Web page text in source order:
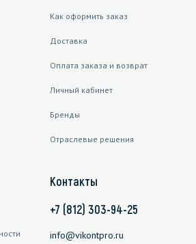
Как оформить заказ
Доставка
Оплата заказа и возврат
Личный кабинет
Бренды
Отраслевые решения
Контакты
+7 (812) 303-94-25
info@vikontpro.ru